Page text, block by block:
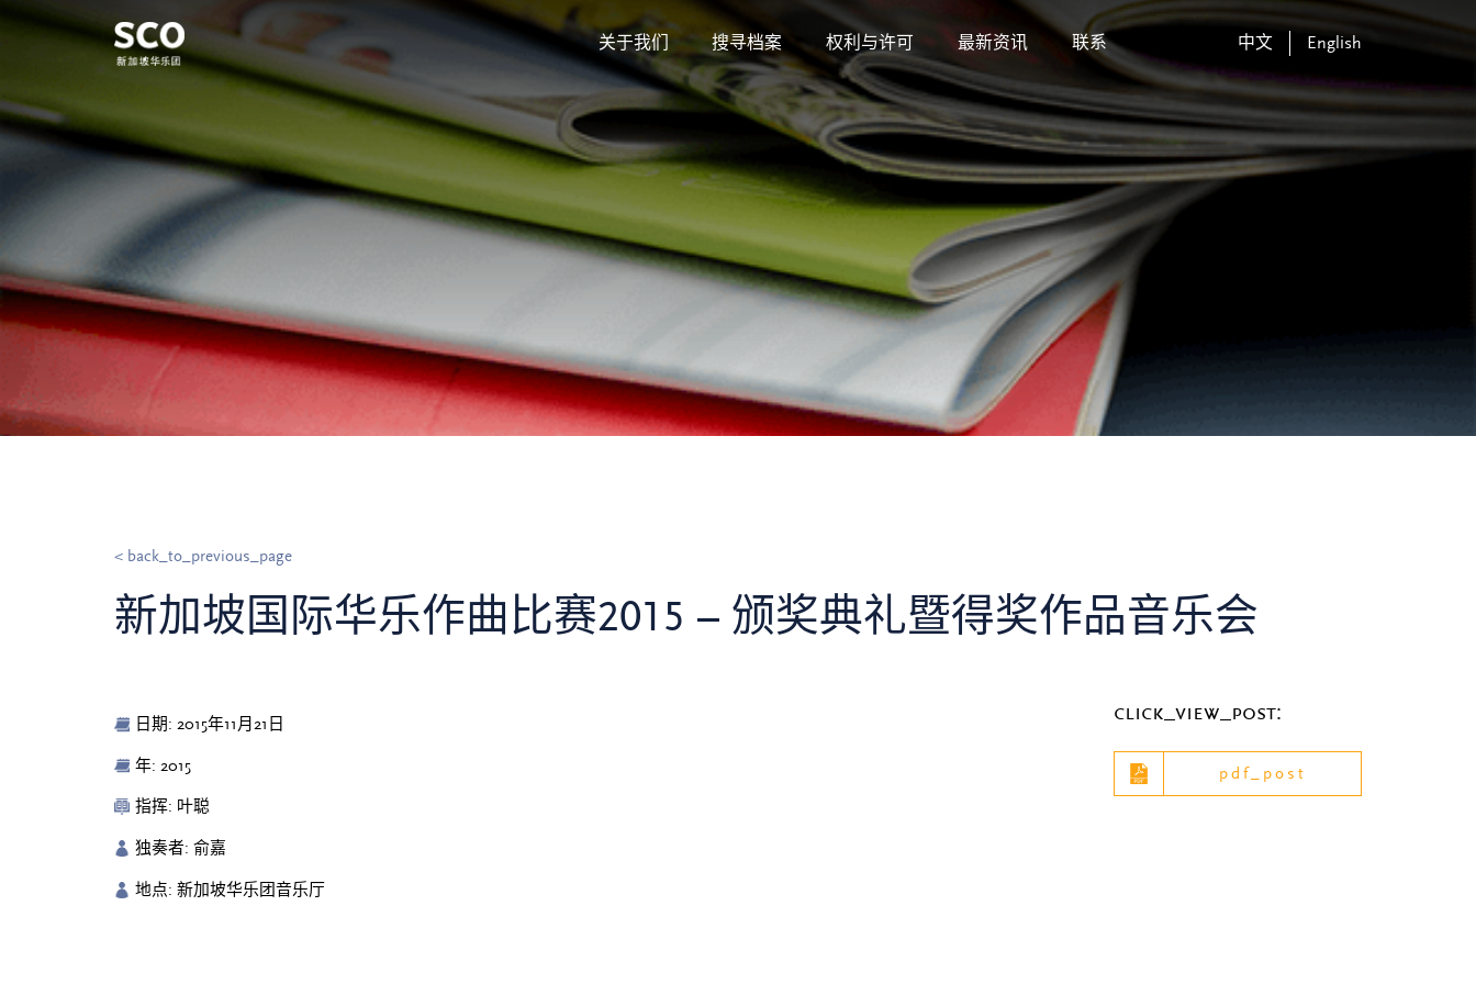
关于我们 搜寻档案 权利与许可 最新资讯 联系 中文 English
< back_to_previous_page
新加坡国际华乐作曲比赛2015 – 颁奖典礼暨得奖作品音乐会
日期: 2015年11月21日
年: 2015
指挥: 叶聪
独奏者: 俞嘉
地点: 新加坡华乐团音乐厅
click_view_post:
pdf_post